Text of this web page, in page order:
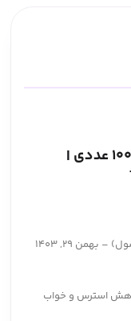
آشواگاندا تروفیول 100 عددی |
– بهمن 29, 1403
استرس و خواب